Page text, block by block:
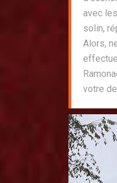
avec
solin,
Alors,
votre